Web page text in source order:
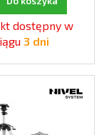
dostępny w
3 dni